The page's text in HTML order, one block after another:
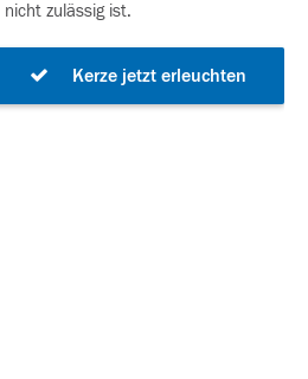
zulässig ist.
Kerze jetzt erleuchten